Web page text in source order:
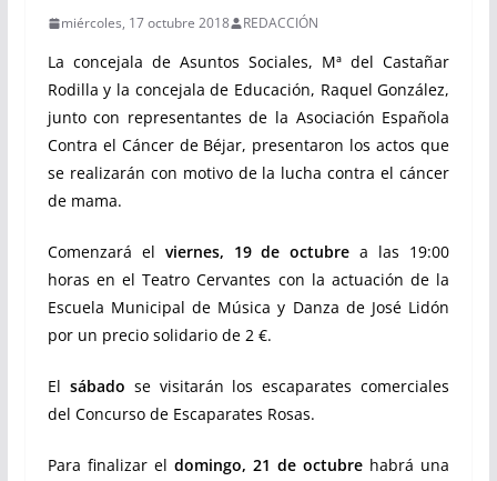
miércoles, 17 octubre 2018 REDACCIÓN
La concejala de Asuntos Sociales, Mª del Castañar
Rodilla y la concejala de Educación, Raquel González,
junto con representantes de la Asociación Española
Contra el Cáncer de Béjar, presentaron los actos que
se realizarán con motivo de la lucha contra el cáncer
de mama.
Comenzará el viernes, 19 de octubre a las 19:00
horas en el Teatro Cervantes con la actuación de la
Escuela Municipal de Música y Danza de José Lidón
por un precio solidario de 2 €.
El sábado se visitarán los escaparates comerciales
del Concurso de Escaparates Rosas.
Para finalizar el domingo, 21 de octubre habrá una